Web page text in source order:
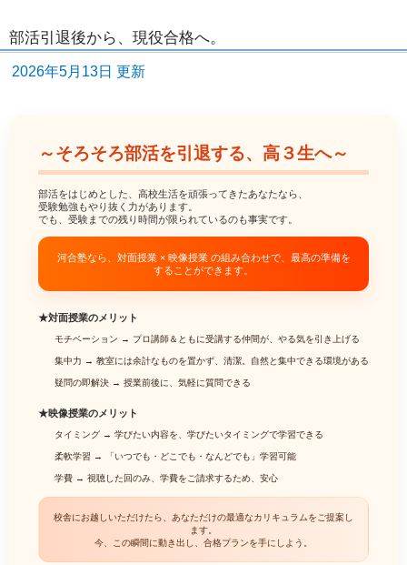
部活引退後から、現役合格へ。
2026年5月13日 更新
～そろそろ部活を引退する、高３生へ～
部活をはじめとした、高校生活を頑張ってきたあなたなら、
受験勉強もやり抜く力があります。
でも、受験までの残り時間が限られているのも事実です。
河合塾なら、対面授業 × 映像授業 の組み合わせで、最高の準備を
することができます。
★対面授業のメリット
モチベーション → プロ講師＆ともに受講する仲間が、やる気を引き上げる
集中力 → 教室には余計なものを置かず、清潔。自然と集中できる環境がある
疑問の即解決 → 授業前後に、気軽に質問できる
★映像授業のメリット
タイミング → 学びたい内容を、学びたいタイミングで学習できる
柔軟学習 →
「いつでも・どこでも・なんどでも」学習可能
学費 → 視聴した回のみ、学費をご請求するため、安心
校舎にお越しいただけたら、あなただけの最適なカリキュラムをご提案し
ます。
今、この瞬間に動き出し、合格プランを手にしよう。